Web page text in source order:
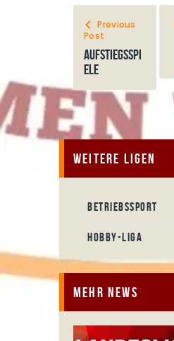
Previous
Post
Aufstiegsspi
ele
Weitere Ligen
BETRIEBSSPORT
HOBBY-LIGA
Mehr News